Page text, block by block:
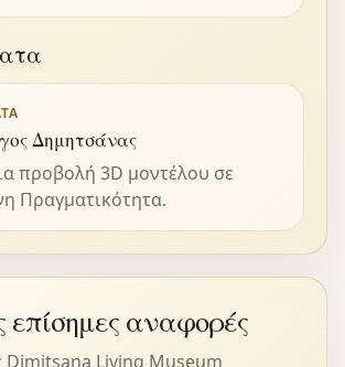
Δημητσάνας
προβολή 3D μοντέλου σε
Πραγματικότητα.
επίσημες αναφορές
Dimitsana Living Museum